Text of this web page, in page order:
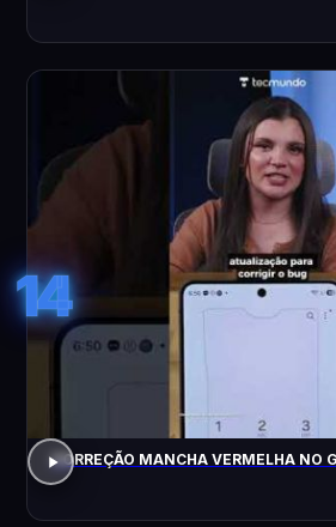
14
CORREÇÃO MANCHA VERMELHA NO